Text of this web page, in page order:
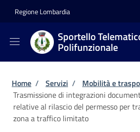
Regione Lombardia
Sportello
Polifunzionale
Briciole di pane
Home / Servizi / Mobilità e
Trasmissione di integrazioni
relative al rilascio del permesso per
zona a traffico limitato